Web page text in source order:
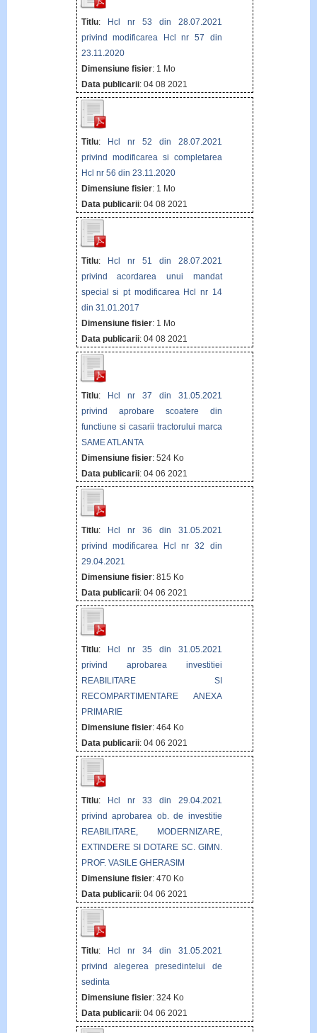
Titlu:
Hcl nr 53 din 28.07.2021
privind modificarea Hcl nr 57 din
23.11.2020
Dimensiune fisier: 1 Mo
Data publicarii: 04 08 2021
Titlu: Hcl nr 52 din 28.07.2021
privind modificarea si completarea
Hcl nr 56 din 23.11.2020
Dimensiune fisier: 1 Mo
Data publicarii: 04 08 2021
Titlu: Hcl nr 51 din 28.07.2021
privind acordarea unui mandat
special si pt modificarea Hcl nr 14
din 31.01.2017
Dimensiune fisier: 1 Mo
Data publicarii: 04 08 2021
Titlu:
Hcl nr 37 din 31.05.2021
privind aprobare scoatere din
functiune si casarii tractorului marca
SAME ATLANTA
Dimensiune fisier: 524 Ko
Data publicarii: 04 06 2021
Titlu:
Hcl nr 36 din 31.05.2021
privind modificarea Hcl nr 32 din
29.04.2021
Dimensiune fisier: 815 Ko
Data publicarii: 04 06 2021
Titlu:
Hcl nr 35 din 31.05.2021
privind aprobarea investitiei
REABILITARE SI
RECOMPARTIMENTARE ANEXA
PRIMARIE
Dimensiune fisier: 464 Ko
Data publicarii: 04 06 2021
Titlu: Hcl nr 33 din 29.04.2021
privind aprobarea ob. de investitie
REABILITARE, MODERNIZARE,
EXTINDERE SI DOTARE SC. GIMN.
PROF. VASILE GHERASIM
Dimensiune fisier: 470 Ko
Data publicarii: 04 06 2021
Titlu: Hcl nr 34 din 31.05.2021
privind alegerea presedintelui de
sedinta
Dimensiune fisier: 324 Ko
Data publicarii: 04 06 2021